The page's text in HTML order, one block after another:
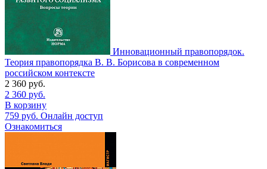
Инновационный правопорядок.
Теория правопорядка В. В. Борисова в современном
российском контексте
2 360 руб.
2 360 руб.
В корзину
759 руб. Онлайн доступ
Ознакомиться